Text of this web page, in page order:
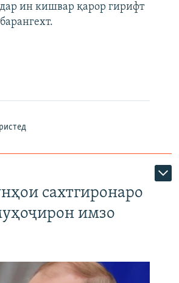
720p 1080p
ин кишвар қарор гирифт
сахтгиронаро
имзо